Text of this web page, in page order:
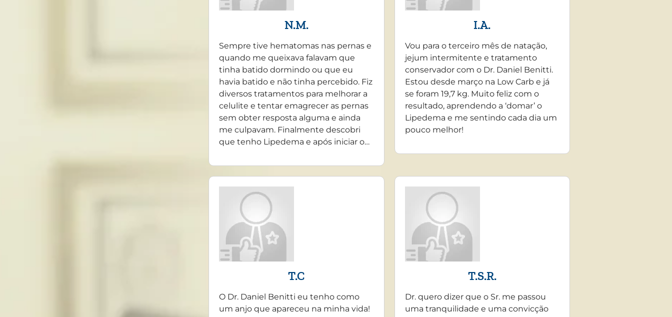
N.M.
Sempre tive hematomas nas pernas e
quando me queixava falavam que
tinha batido dormindo ou que eu
havia batido e não tinha percebido. Fiz
diversos tratamentos para melhorar a
celulite e tentar emagrecer as pernas
sem obter resposta alguma e ainda
me culpavam. Finalmente descobri
que tenho Lipedema e após iniciar o…
I.A.
Vou para o terceiro mês de natação,
jejum intermitente e tratamento
conservador com o Dr. Daniel Benitti.
Estou desde março na Low Carb e já
se foram 19,7 kg. Muito feliz com o
resultado, aprendendo a ‘domar’ o
Lipedema e me sentindo cada dia um
pouco melhor!
T.C
O Dr. Daniel Benitti eu tenho como
um anjo que apareceu na minha vida!
T.S.R.
Dr. quero dizer que o Sr. me passou
uma tranquilidade e uma convicção